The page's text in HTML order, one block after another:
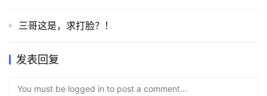
三哥这是，求打脸？！
发表回复
You must be logged in to post a comment...